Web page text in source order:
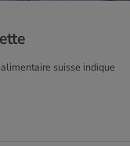
suisse indique